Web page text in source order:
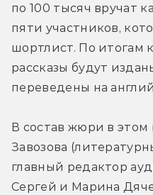
по 100 тысяч вручат
пяти участников,
шортлист. По итогам
рассказы будут
переведены на
В состав жюри в этом
Завозова
главный редактор
Сергей и Марина